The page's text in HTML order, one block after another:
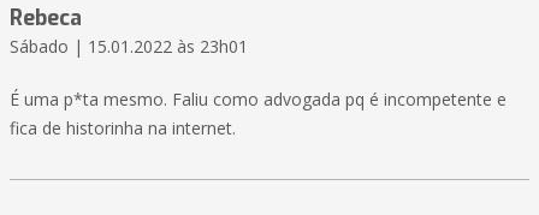
Rebeca
Sábado | 15.01.2022 às 23h01
É uma p*ta mesmo. Faliu como advogada pq é incompetente e
fica de historinha na internet.